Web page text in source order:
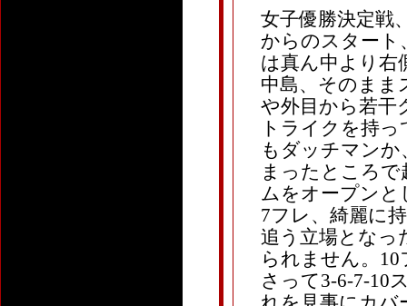
女子優勝決定戦
からのスタート
は真ん中より右
中島、そのまま
や外目から若干
トライクを持
もダッチマン
まったところ
ムをオープンと
7フレ、綺麗に
追う立場となっ
られません。
さって3-6-7-10